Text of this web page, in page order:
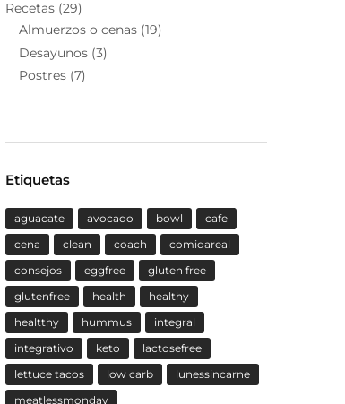
Recetas(29)
Almuerzos o cenas(19)
Desayunos(3)
Postres(7)
Etiquetas
aguacate avocado bowl
cafe
cena
clean coach
comidareal
consejos
eggfree
gluten free
glutenfree
health
healthy
healtthy
hummus
integral
integrativo
keto
lactosefree
lettuce tacos
low carb
lunessincarne
meatlessmonday